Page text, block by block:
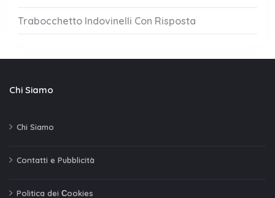
Trabocchetto Indovinelli Con Risposta
Chi Siamo
Chi Siamo
Contatti e Pubblicità
Politica dei Сookies